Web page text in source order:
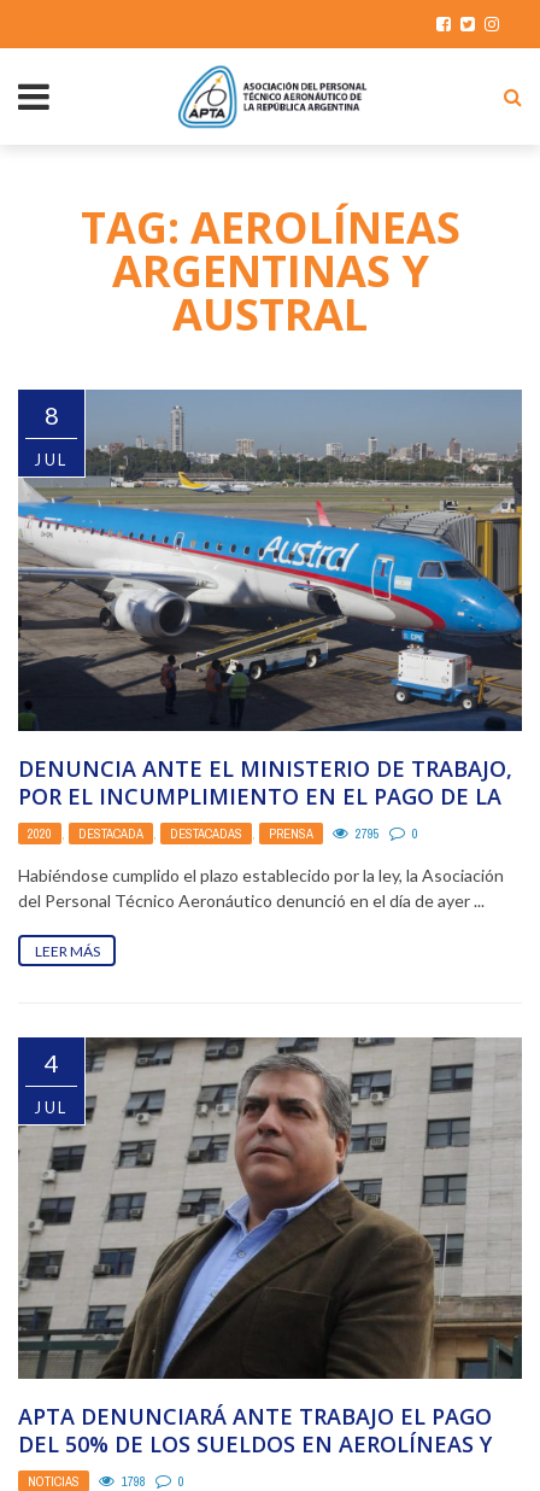
TAG: AEROLÍNEAS
ARGENTINAS Y
AUSTRAL
8
JUL
DENUNCIA ANTE EL MINISTERIO DE TRABAJO,
POR EL INCUMPLIMIENTO EN EL PAGO DE LA
TOTALIDAD ...
2020 , DESTACADA , DESTACADAS , PRENSA 2795 0
Habiéndose cumplido el plazo establecido por la ley, la Asociación
del Personal Técnico Aeronáutico denunció en el día de ayer ...
LEER MÁS
4
JUL
APTA DENUNCIARÁ ANTE TRABAJO EL PAGO
DEL 50% DE LOS SUELDOS EN AEROLÍNEAS Y
AUSTRAL
NOTICIAS 1798 0